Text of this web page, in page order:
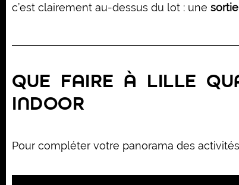
c’est clairement au-dessus du lot : une
QUE FAIRE À LILLE
INDOOR
Pour compléter votre panorama des